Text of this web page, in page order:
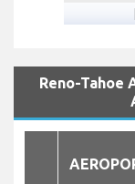
Reno-Tahoe